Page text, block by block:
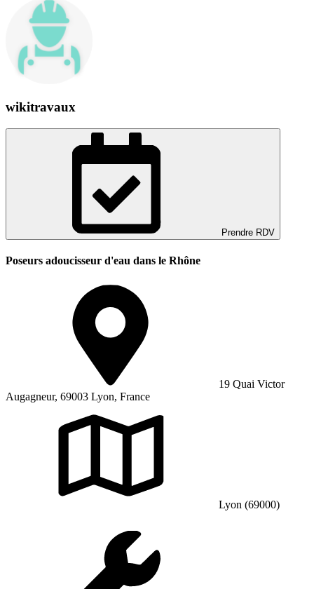
wikitravaux
Prendre RDV
Poseurs adoucisseur d'eau dans le Rhône
19 Quai Victor
Augagneur, 69003 Lyon, France
Lyon (69000)